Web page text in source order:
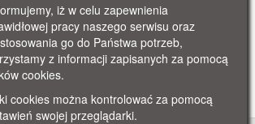
iż w celu zapewnienia
pracy naszego serwisu oraz
go do Państwa potrzeb,
z informacji zapisanych za pomocą
cookies.
cookies można kontrolować za pomocą
swojej przeglądarki.